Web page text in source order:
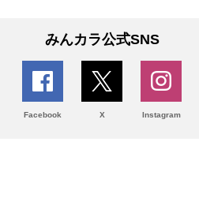
みんカラ公式SNS
Facebook X Instagram